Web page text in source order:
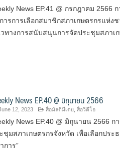
News EP.41 @ กรกฎาคม 2566
ารการเลือกสมาชิกสภาเกษตรกรแห่
ทางการสนับสนุนการจัดประชุมสภาเ
News EP.40 @ มิถุนายน 2566
12, 2023 สื่อมัลติมีเดย, สื่อวิดีโอ
News EP.40 @ มิถุนายน 2566
ชุมสภาเกษตรกรจังหวัด เพื่อเลือกปร
การ”